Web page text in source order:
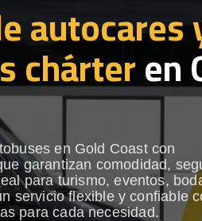
autocares
chárteren
en Gold Coast con
garantizan comodidad,
para turismo, eventos,
servicio flexible y confiable
para cada necesidad.